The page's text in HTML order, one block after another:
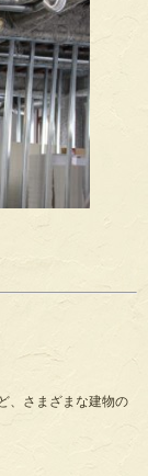
、さまざまな建物の